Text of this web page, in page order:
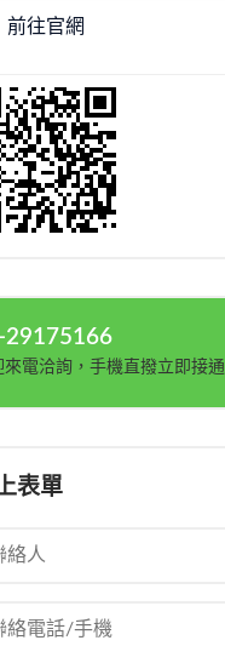
前往官網
29175166
來電洽詢，手機直撥立即接通
表單